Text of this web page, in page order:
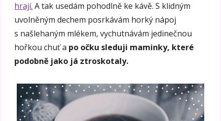
hrají. A tak usedám pohodlně ke kávě. S klidným
uvolněným dechem posrkávám horký nápoj
s našlehaným mlékem, vychutnávám jedinečnou
hořkou chuť a po očku sleduji maminky, které
podobně jako já ztroskotaly.